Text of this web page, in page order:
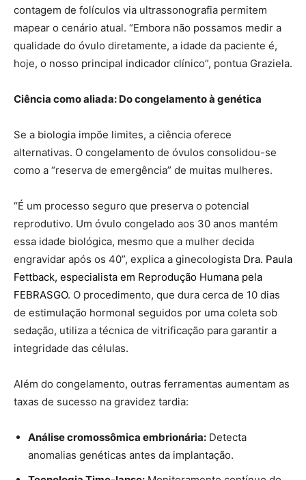
contagem de folículos via ultrassonografia permitem
mapear o cenário atual. “Embora não possamos medir a
qualidade do óvulo diretamente, a idade da paciente é,
hoje, o nosso principal indicador clínico”, pontua Graziela.
Ciência como aliada: Do congelamento à genética
Se a biologia impõe limites, a ciência oferece
alternativas. O congelamento de óvulos consolidou-se
como a “reserva de emergência” de muitas mulheres.
“É um processo seguro que preserva o potencial
reprodutivo. Um óvulo congelado aos 30 anos mantém
essa idade biológica, mesmo que a mulher decida
engravidar após os 40”, explica a ginecologista Dra. Paula
Fettback, especialista em Reprodução Humana pela
FEBRASGO. O procedimento, que dura cerca de 10 dias
de estimulação hormonal seguidos por uma coleta sob
sedação, utiliza a técnica de vitrificação para garantir a
integridade das células.
Além do congelamento, outras ferramentas aumentam as
taxas de sucesso na gravidez tardia:
Análise cromossômica embrionária: Detecta
anomalias genéticas antes da implantação.